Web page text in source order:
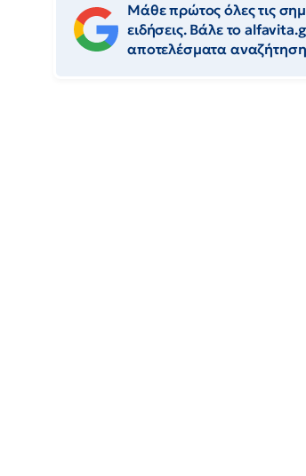
Μάθε πρώτος όλες τις
ειδήσεις. Βάλε το
αποτελέσματα